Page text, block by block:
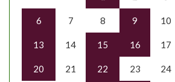
6 7 8 9 10
13 14 15 16 17
20 21 22 23 24